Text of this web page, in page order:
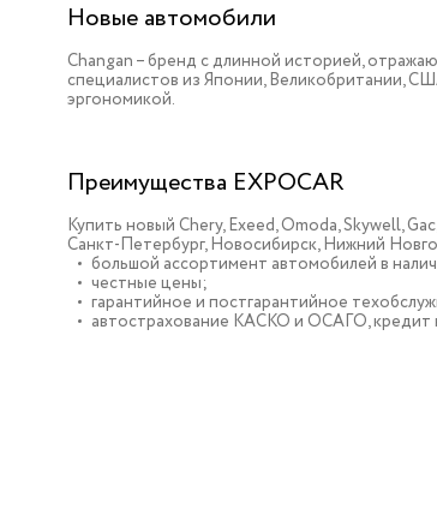
Новые автомобили
Changan – бренд с длинной историей,
специалистов из Японии, Великобритании,
эргономикой.
Преимущества EXPOCAR
Купить новый Chery, Exeed, Omoda, Skywell,
Санкт-Петербург, Новосибирск, Нижний
большой ассортимент автомобилей в
честные цены;
гарантийное и постгарантийное
автострахование КАСКО и ОСАГО, кредит